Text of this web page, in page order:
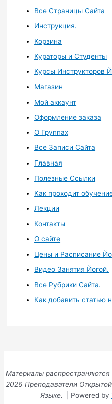
Все Страницы Сайта
Инструкция.
Корзина
Кураторы и Студенты
Курсы Инструкторов
Магазин
Мой аккаунт
Оформление заказа
О Группах
Все Записи Сайта
Главная
Полезные Ссылки
Как проходит
Лекции
Контакты
О сайте
Цены и Расписание
Видео Занятия Йогой.
Все Рубрики Сайта.
Как добавить статью
Материалы
2026 Преподаватели
Языке.
| Powered by